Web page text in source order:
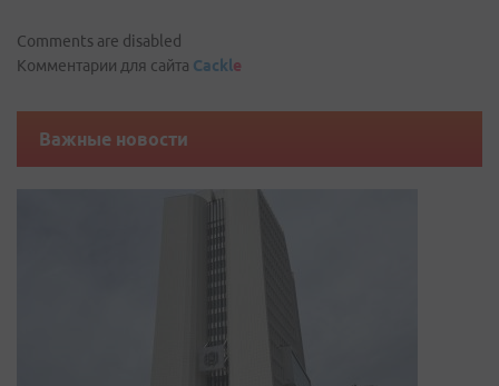
Comments are disabled
Комментарии для сайта Cackle
Важные новости